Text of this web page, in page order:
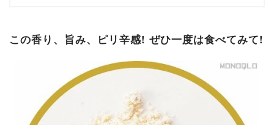
この香り、旨み、ピリ辛感! ぜひ一度は食べてみて!